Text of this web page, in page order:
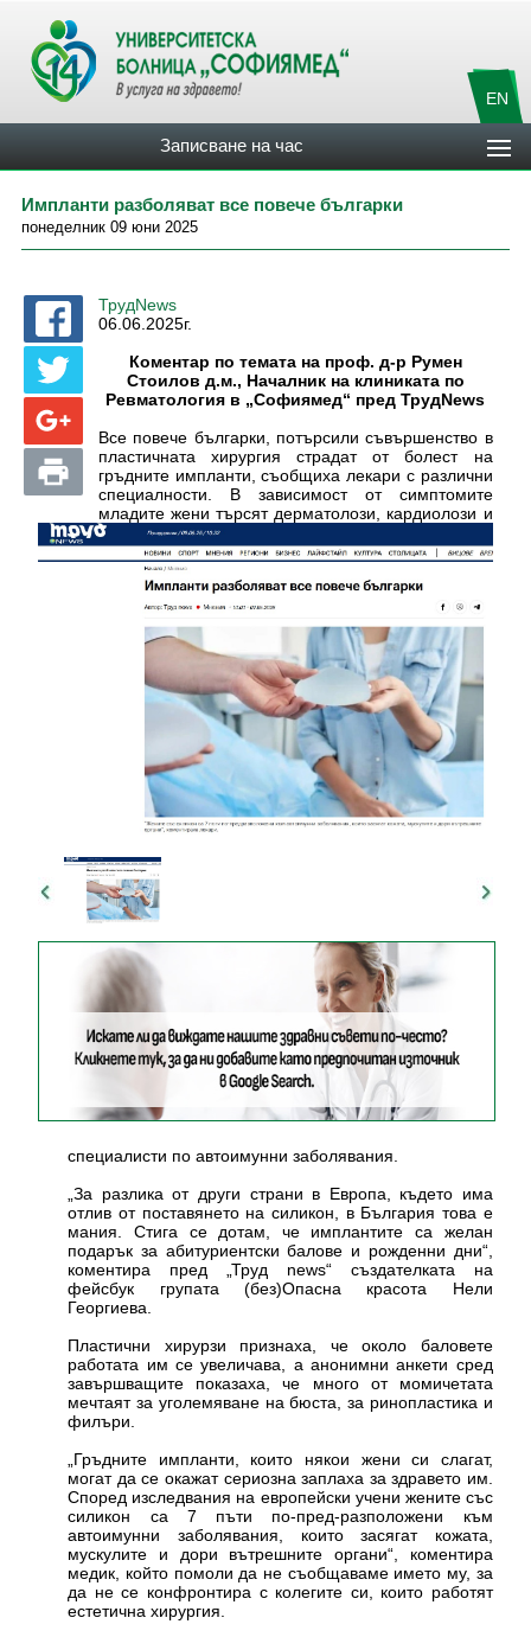
EN
Записване на час
Импланти разболяват все повече българки
понеделник 09 юни 2025
ТрудNews
06.06.2025г.
Коментар по темата на проф. д-р Румен
Стоилов д.м., Началник на клиниката по
Ревматология в „Софиямед“ пред ТрудNews
Все повече българки, потърсили съвършенство в
пластичната хирургия страдат от болест на
гръдните импланти, съобщиха лекари с различни
специалности. В зависимост от симптомите
младите жени търсят дерматолози, кардиолози и
специалисти по автоимунни заболявания.
„За разлика от други страни в Европа, където има
отлив от поставянето на силикон, в България това е
мания. Стига се дотам, че имплантите са желан
подарък за абитуриентски балове и рожденни дни“,
коментира пред „Труд news“ създателката на
фейсбук групата (без)Опасна красота Нели
Георгиева.
Пластични хирурзи признаха, че около баловете
работата им се увеличава, а анонимни анкети сред
завършващите показаха, че много от момичетата
мечтаят за уголемяване на бюста, за ринопластика и
филъри.
„Гръдните импланти, които някои жени си слагат,
могат да се окажат сериозна заплаха за здравето им.
Според изследвания на европейски учени жените със
силикон са 7 пъти по-пред-разположени към
автоимунни заболявания, които засягат кожата,
мускулите и дори вътрешните органи“, коментира
медик, който помоли да не съобщаваме името му, за
да не се конфронтира с колегите си, които работят
естетична хирургия.